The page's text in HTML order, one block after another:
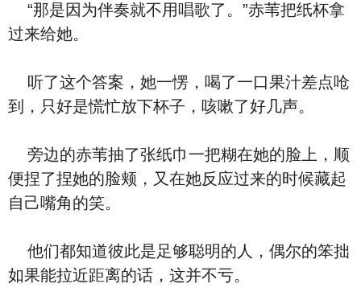
“那是因为伴奏就不用唱歌了。”赤苇把纸杯拿
过来给她。
听了这个答案，她一愣，喝了一口果汁差点呛
到，只好是慌忙放下杯子，咳嗽了好几声。
旁边的赤苇抽了张纸巾一把糊在她的脸上，顺
便捏了捏她的脸颊，又在她反应过来的时候藏起
自己嘴角的笑。
他们都知道彼此是足够聪明的人，偶尔的笨拙
如果能拉近距离的话，这并不亏。